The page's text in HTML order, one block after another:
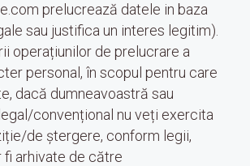
prelucrează datele in baza
sau justifica un interes legitim).
operațiunilor de prelucrare a
personal, în scopul pentru care
dacă dumneavoastră sau
convențional nu veți exercita
de ștergere, conform legii,
arhivate de către